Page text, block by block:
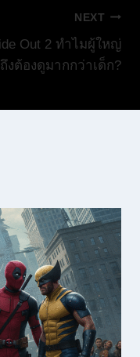
NEXT
Out 2 ทำไมผู้ใหญ่
ถึงต้องดูมากกว่าเด็ก?